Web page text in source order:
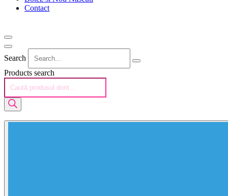
Contact
Search
Products search